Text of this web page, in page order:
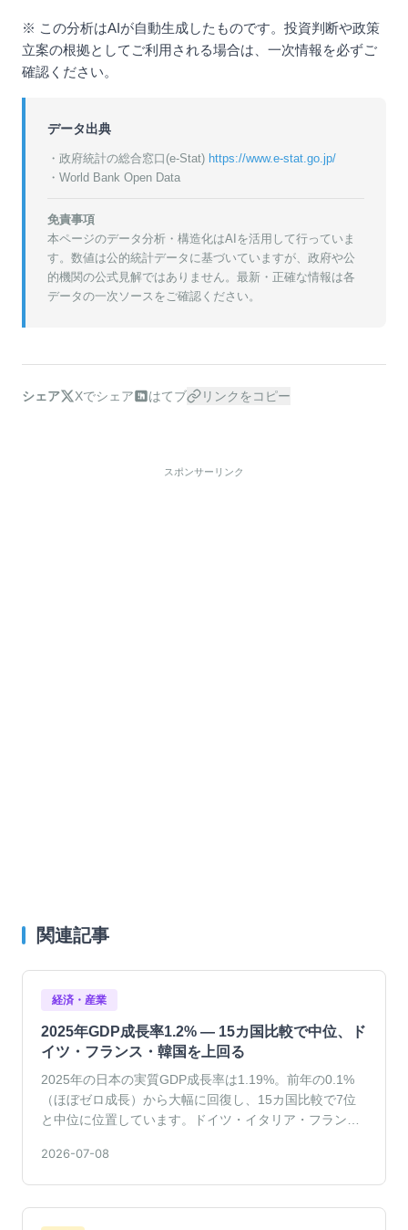
※ この分析はAIが自動生成したものです。投資判断や政策
立案の根拠としてご利用される場合は、一次情報を必ずご
確認ください。
データ出典
・政府統計の総合窓口(e-Stat) https://www.e-stat.go.jp/
・World Bank Open Data
免責事項
本ページのデータ分析・構造化はAIを活用して行っていま
す。数値は公的統計データに基づいていますが、政府や公
的機関の公式見解ではありません。最新・正確な情報は各
データの一次ソースをご確認ください。
シェア Xでシェア はてブ リンクをコピー
スポンサーリンク
関連記事
経済・産業
2025年GDP成長率1.2% — 15カ国比較で中位、ド
イツ・フランス・韓国を上回る
2025年の日本の実質GDP成長率は1.19%。前年の0.1%
（ほぼゼロ成長）から大幅に回復し、15カ国比較で7位
と中位に位置しています。ドイツ・イタリア・フラン
きい状況を、最新の国際比較データから読み解きます。
2026-07-08